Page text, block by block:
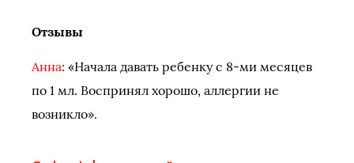
Отзывы
Анна: «Начала давать ребенку с 8-ми месяцев
по 1 мл. Воспринял хорошо, аллергии не
возникло».